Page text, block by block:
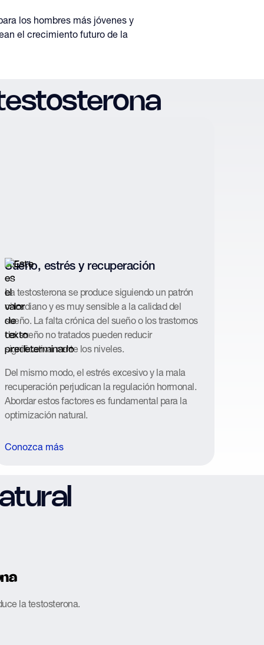
los hombres más jóvenes y
el crecimiento futuro de la
Sueño, estrés y recuperación
La testosterona se produce siguiendo un patrón
circadiano y es muy sensible a la calidad del
sueño. La falta crónica del sueño o los trastornos
del sueño no tratados pueden reducir
significativamente los niveles.
Del mismo modo, el estrés excesivo y la mala
recuperación perjudican la regulación hormonal.
Abordar estos factores es fundamental para la
optimización natural.
Conozca más
la testosterona.